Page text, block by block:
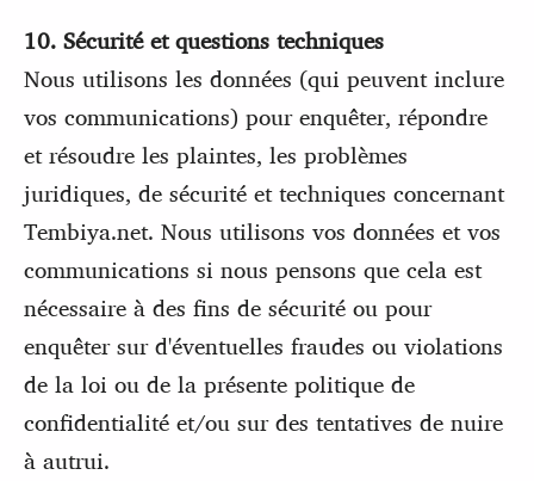
10. Sécurité et questions techniques
Nous utilisons les données (qui peuvent inclure
vos communications) pour enquêter, répondre
et résoudre les plaintes, les problèmes
juridiques, de sécurité et techniques concernant
Tembiya.net. Nous utilisons vos données et vos
communications si nous pensons que cela est
nécessaire à des fins de sécurité ou pour
enquêter sur d'éventuelles fraudes ou violations
de la loi ou de la présente politique de
confidentialité et/ou sur des tentatives de nuire
à autrui.